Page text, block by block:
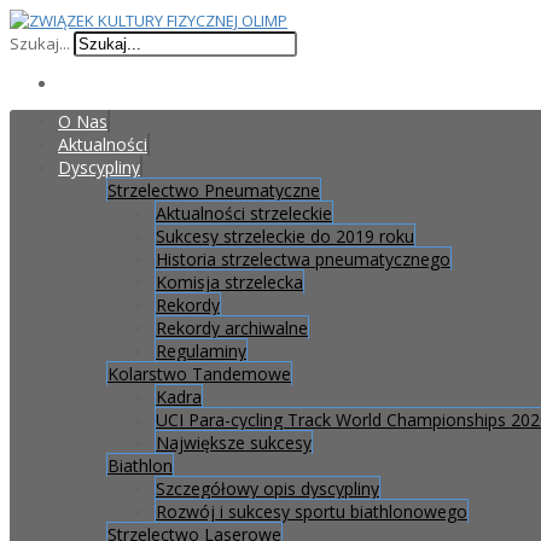
Szukaj...
O Nas
Aktualności
Dyscypliny
Strzelectwo Pneumatyczne
Aktualności strzeleckie
Sukcesy strzeleckie do 2019 roku
Historia strzelectwa pneumatycznego
Komisja strzelecka
Rekordy
Rekordy archiwalne
Regulaminy
Kolarstwo Tandemowe
Kadra
UCI Para-cycling Track World Championships
Największe sukcesy
Biathlon
Szczegółowy opis dyscypliny
Rozwój i sukcesy sportu biathlonowego
Strzelectwo Laserowe